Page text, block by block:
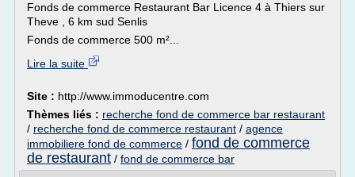
Fonds de commerce Restaurant Bar Licence 4 à Thiers sur
Theve , 6 km sud Senlis
Fonds de commerce 500 m²...
Lire la suite
Site : http://www.immoducentre.com
Thèmes liés : recherche fond de commerce bar restaurant
/ recherche fond de commerce restaurant / agence
immobiliere fond de commerce / fond de commerce
de restaurant / fond de commerce bar